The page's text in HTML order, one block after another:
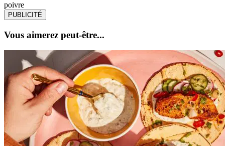
poivre
PUBLICITÉ
Vous aimerez peut-être...